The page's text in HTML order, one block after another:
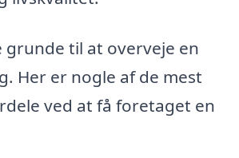
grunde til at overveje en
Her er nogle af de mest
ved at få foretaget en